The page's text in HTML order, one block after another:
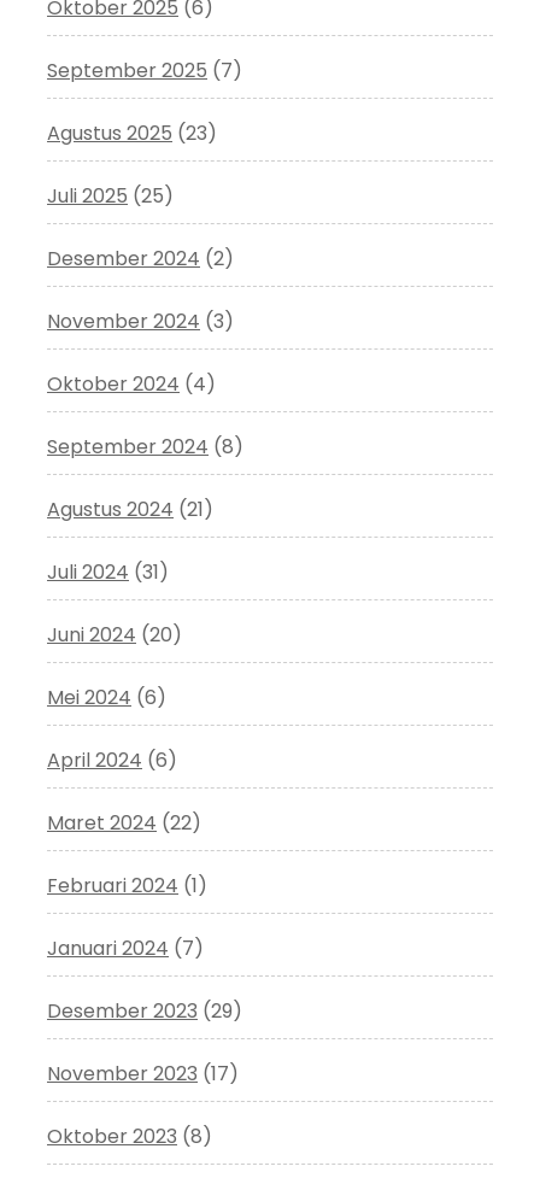
Oktober 2025 (6)
September 2025 (7)
Agustus 2025 (23)
Juli 2025 (25)
Desember 2024 (2)
November 2024 (3)
Oktober 2024 (4)
September 2024 (8)
Agustus 2024 (21)
Juli 2024 (31)
Juni 2024 (20)
Mei 2024 (6)
April 2024 (6)
Maret 2024 (22)
Februari 2024 (1)
Januari 2024 (7)
Desember 2023 (29)
November 2023 (17)
Oktober 2023 (8)